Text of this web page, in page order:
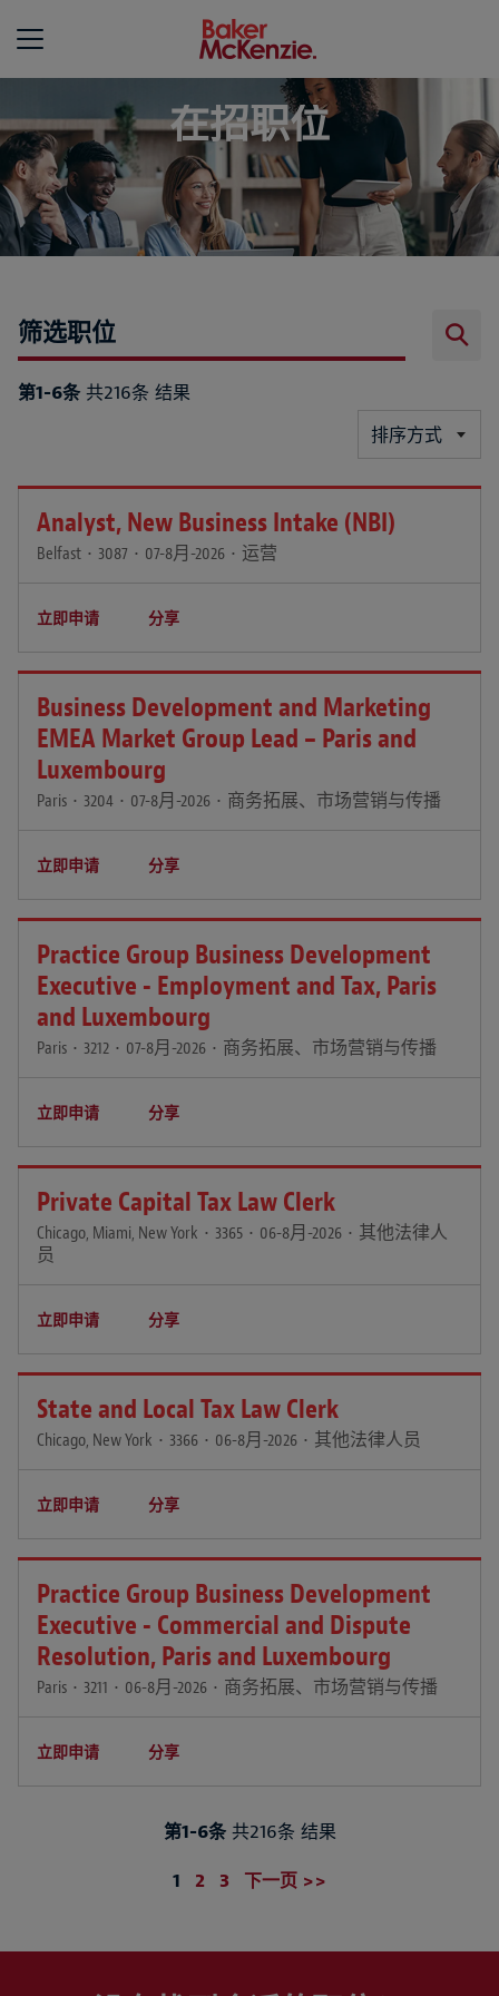
Baker McKenzie
在招职位
筛选职位
第1-6条 共216条 结果
排序方式
Analyst, New Business Intake (NBI)
Belfast • 3087 • 07-8月-2026 • 运营
立即申请 分享
Business Development and Marketing
EMEA Market Group Lead – Paris and
Luxembourg
Paris • 3204 • 07-8月-2026 • 商务拓展、市场营销与传播
立即申请 分享
Practice Group Business Development
Executive - Employment and Tax, Paris
and Luxembourg
Paris • 3212 • 07-8月-2026 • 商务拓展、市场营销与传播
立即申请 分享
Private Capital Tax Law Clerk
Chicago, Miami, New York • 3365 • 06-8月-2026 • 其他法律人
员
立即申请 分享
State and Local Tax Law Clerk
Chicago, New York • 3366 • 06-8月-2026 • 其他法律人员
立即申请 分享
Practice Group Business Development
Executive - Commercial and Dispute
Resolution, Paris and Luxembourg
Paris • 3211 • 06-8月-2026 • 商务拓展、市场营销与传播
立即申请 分享
第1-6条共216条 结果
页
1 2 3 下一页 >>